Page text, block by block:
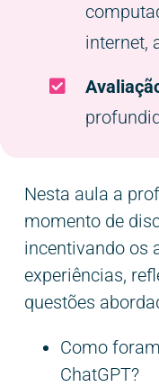
c
internet,
Nesta aula a
momento de
incentivando os
experiências,
questões
Como
ChatGPT?